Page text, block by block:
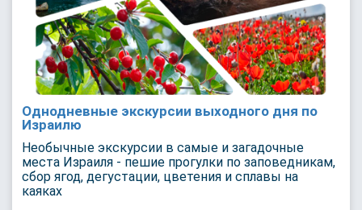
Однодневные экскурсии выходного дня по
Израилю
Необычные экскурсии в самые и загадочные
места Израиля - пешие прогулки по заповедникам,
сбор ягод, дегустации, цветения и сплавы на
каяках